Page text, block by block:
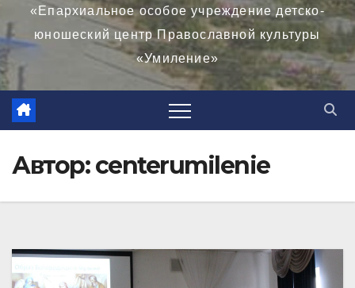
«Епархиальное особое учреждение детско-
юношеский центр Православной культуры
«Умиление»
Автор:centerumilenie